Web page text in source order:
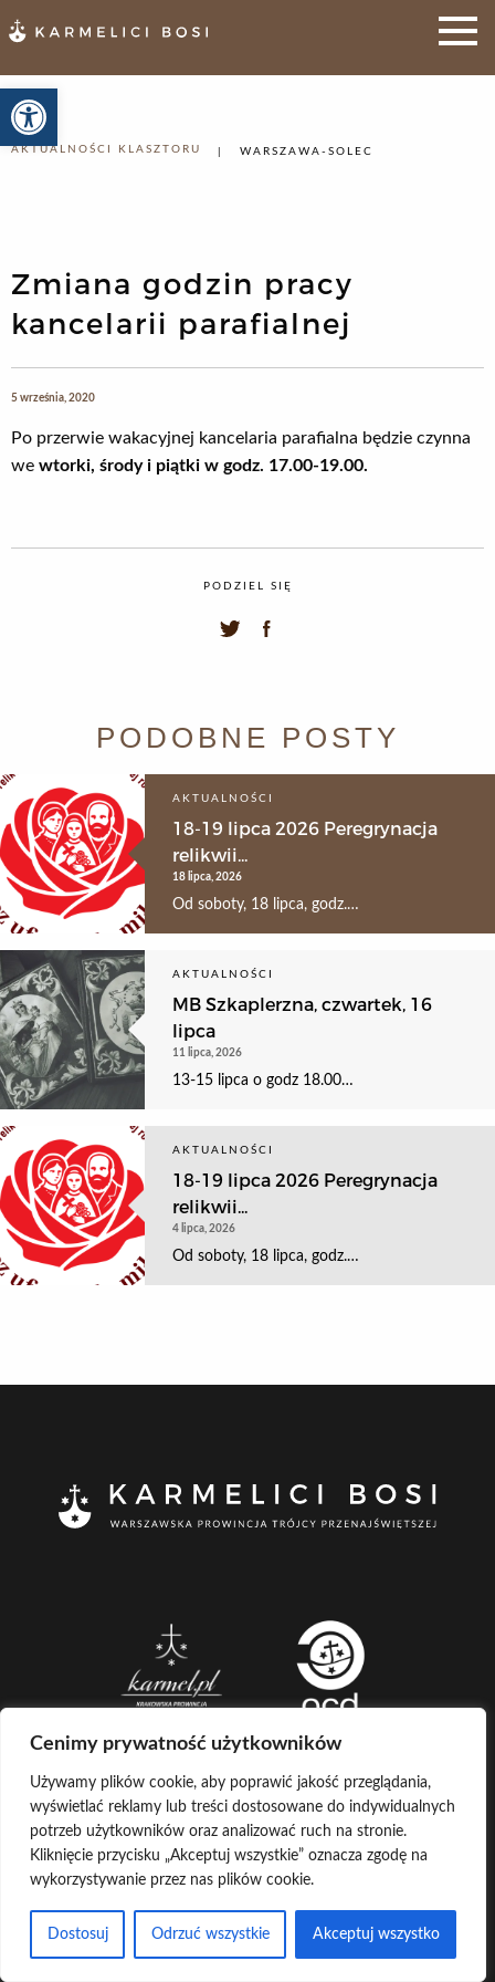
Otwórz pasek narzędzi
Cenimy prywatność użytkowników
Używamy plików cookie, aby poprawić jakość przeglądania,
wyświetlać reklamy lub treści dostosowane do indywidualnych
potrzeb użytkowników oraz analizować ruch na stronie.
Kliknięcie przycisku „Akceptuj wszystkie” oznacza zgodę na
wykorzystywanie przez nas plików cookie.
Dostosuj Odrzuć wszystkie Akceptuj wszystko
AKTUALNOŚCI KLASZTORU WARSZAWA-SOLEC
Zmiana godzin pracy
kancelarii parafialnej
5 września, 2020
Po przerwie wakacyjnej kancelaria parafialna będzie czynna
we wtorki, środy i piątki w godz. 17.00-19.00.
PODZIEL SIĘ
PODOBNE POSTY
AKTUALNOŚCI
18-19 lipca 2026 Peregrynacja
relikwii...
18 lipca, 2026
Od soboty, 18 lipca, godz.…
AKTUALNOŚCI
MB Szkaplerzna, czwartek, 16
lipca
11 lipca, 2026
13-15 lipca o godz 18.00…
AKTUALNOŚCI
18-19 lipca 2026 Peregrynacja
relikwii...
4 lipca, 2026
Od soboty, 18 lipca, godz.…
CREATED BY
COPYRIGHT © KARMELICI BOSI LOG IN
KONTAKT Z ADMINISTRATOREM POCZTA